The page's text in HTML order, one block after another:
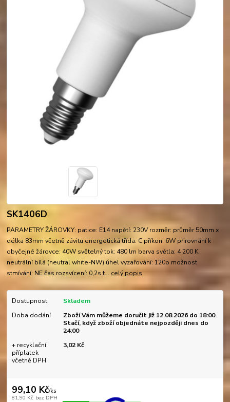
SK1406D
PARAMETRY ŽÁROVKY: patice: E14 napětí: 230V rozměr: průměr 50mm x
délka 83mm včetně závitu energetická třída: C příkon: 6W přirovnání k
obyčejné žárovce: 40W světelný tok: 480 lm barva světla: 4 200 K
neutrální bílá (neutral white-NW) úhel vyzařování: 120o možnost
stmívání: NE čas rozsvícení: 0,2s t... celý popis
Dostupnost
Skladem
Doba dodání
Zboží Vám můžeme doručit již 12.08.2026 do 18:00.
Stačí, když zboží objednáte nejpozději dnes do
24:00
+ recyklační
příplatek
včetně DPH
3,02 Kč
99,10 Kč/ks
81,90 Kč bez DPH